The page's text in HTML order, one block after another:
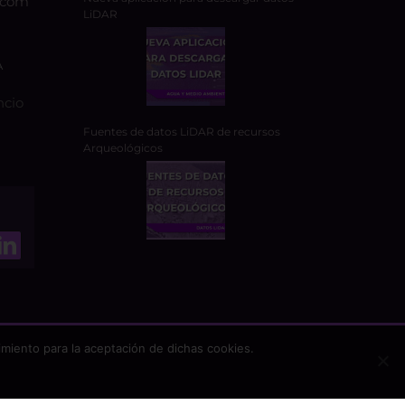
LiDAR
Fuentes de datos LiDAR de recursos
Arqueológicos
para la aceptación de dichas cookies.